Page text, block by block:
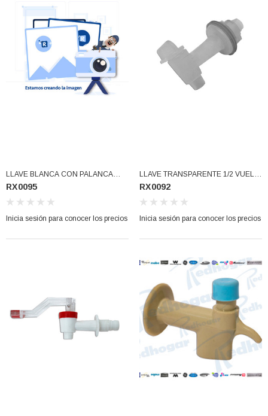
LLAVE BLANCA CON PALANCA
BLANCA CUERDA EXTERIOR 5/8
(RX0095)
RX0095
Inicia sesión para conocer los precios
LLAVE TRANSPARENTE 1/2 VUELTA
CUERDA EXT 1/2 (RX0092)
RX0092
Inicia sesión para conocer los precios